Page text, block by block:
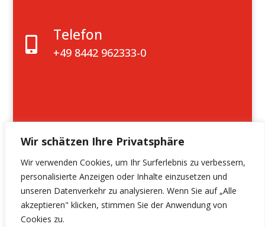
Wir schätzen Ihre Privatsphäre
Wir verwenden Cookies, um Ihr Surferlebnis zu verbessern,
personalisierte Anzeigen oder Inhalte einzusetzen und
unseren Datenverkehr zu analysieren. Wenn Sie auf „Alle
akzeptieren" klicken, stimmen Sie der Anwendung von
Cookies zu.

Telefon
+49 8442 962333-0
© 2023 All Rights Reserved
OWM Werkzeugmaschinen